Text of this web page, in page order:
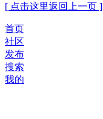
[ 点击这里返回上一页 ]
首页
社区
发布
搜索
我的